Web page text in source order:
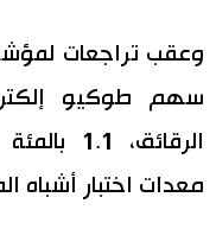
وعقب تراجعات لمؤشر
سهم طوكيو
معدات اختبار أشباه الموصلات،